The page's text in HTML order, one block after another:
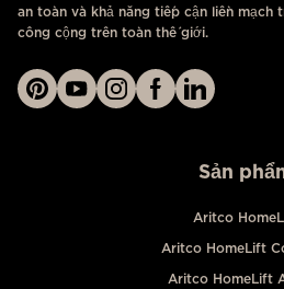
an toàn và khả năng tiếp cận liền mạch
công cộng trên toàn thế giới.
Sản
Aritco
Aritco HomeLift
Aritco HomeLift